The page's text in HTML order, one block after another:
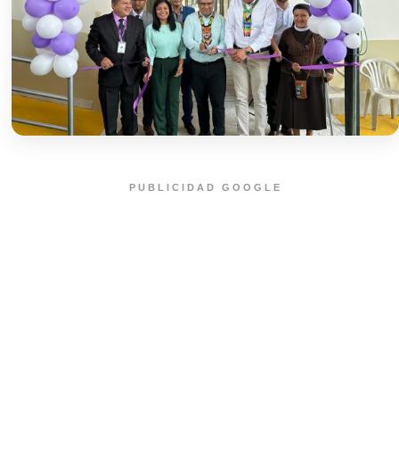
PUBLICIDAD GOOGLE